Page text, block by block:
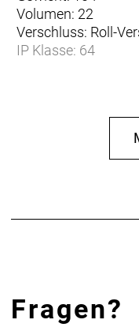
Volumen: 22
Verschluss: Roll-
IP Klasse: 64
Fragen?